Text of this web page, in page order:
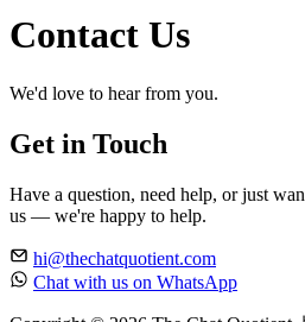
Contact Us
We'd love to hear from you.
Get in Touch
Have a question, need help, or just
us — we're happy to help.
hi@thechatquotient.com
Chat with us on WhatsApp